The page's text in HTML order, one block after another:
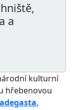
a
kulturní
hřebenovou
,